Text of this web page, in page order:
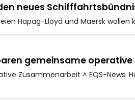
neues
Hapag-Lloyd und Maersk wollen
gemeinsame
Zusammenarbeit ^ EQS-News: